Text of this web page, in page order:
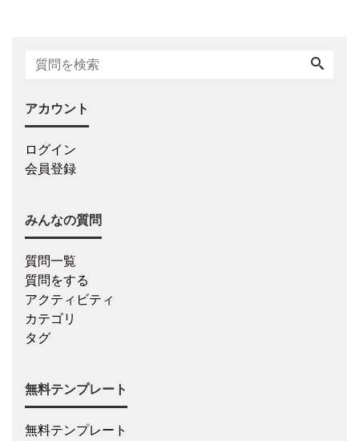
アカウント
ログイン
会員登録
みんなの質問
質問一覧
質問をする
アクティビティ
カテゴリ
タグ
無料テンプレート
無料テンプレート